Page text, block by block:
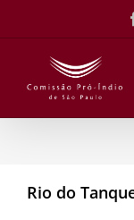
conteúdo
Rio do